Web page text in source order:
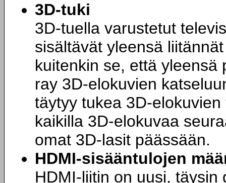
3D-tuki
3D-tuella varustetut
sisältävät yleensä
kuitenkin se, että yleensä
ray 3D-elokuvien
täytyy tukea 3D-
kaikilla 3D-elokuvaa
omat 3D-lasit päässään.
HDMI-sisääntulojen
HDMI-liitin on uusi,